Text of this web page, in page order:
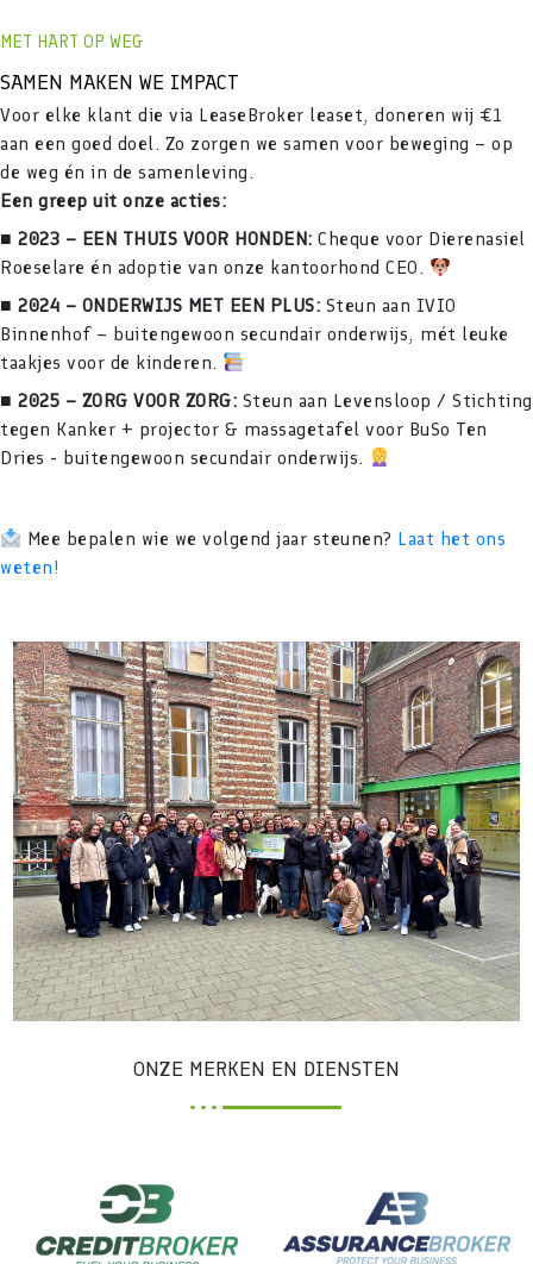
MET HART OP WEG
SAMEN MAKEN WE IMPACT
Voor elke klant die via LeaseBroker leaset, doneren wij €1
aan een goed doel. Zo zorgen we samen voor beweging – op
de weg én in de samenleving.
Een greep uit onze acties:
■ 2023 – EEN THUIS VOOR HONDEN: Cheque voor Dierenasiel
Roeselare én adoptie van onze kantoorhond CEO.
■ 2024 – ONDERWIJS MET EEN PLUS: Steun aan IVIO
Binnenhof – buitengewoon secundair onderwijs, mét leuke
taakjes voor de kinderen.
■ 2025 – ZORG VOOR ZORG: Steun aan Levensloop / Stichting
tegen Kanker + projector & massagetafel voor BuSo Ten
Dries - buitengewoon secundair onderwijs.
Mee bepalen wie we volgend jaar steunen? Laat het ons
weten!
ONZE MERKEN EN DIENSTEN